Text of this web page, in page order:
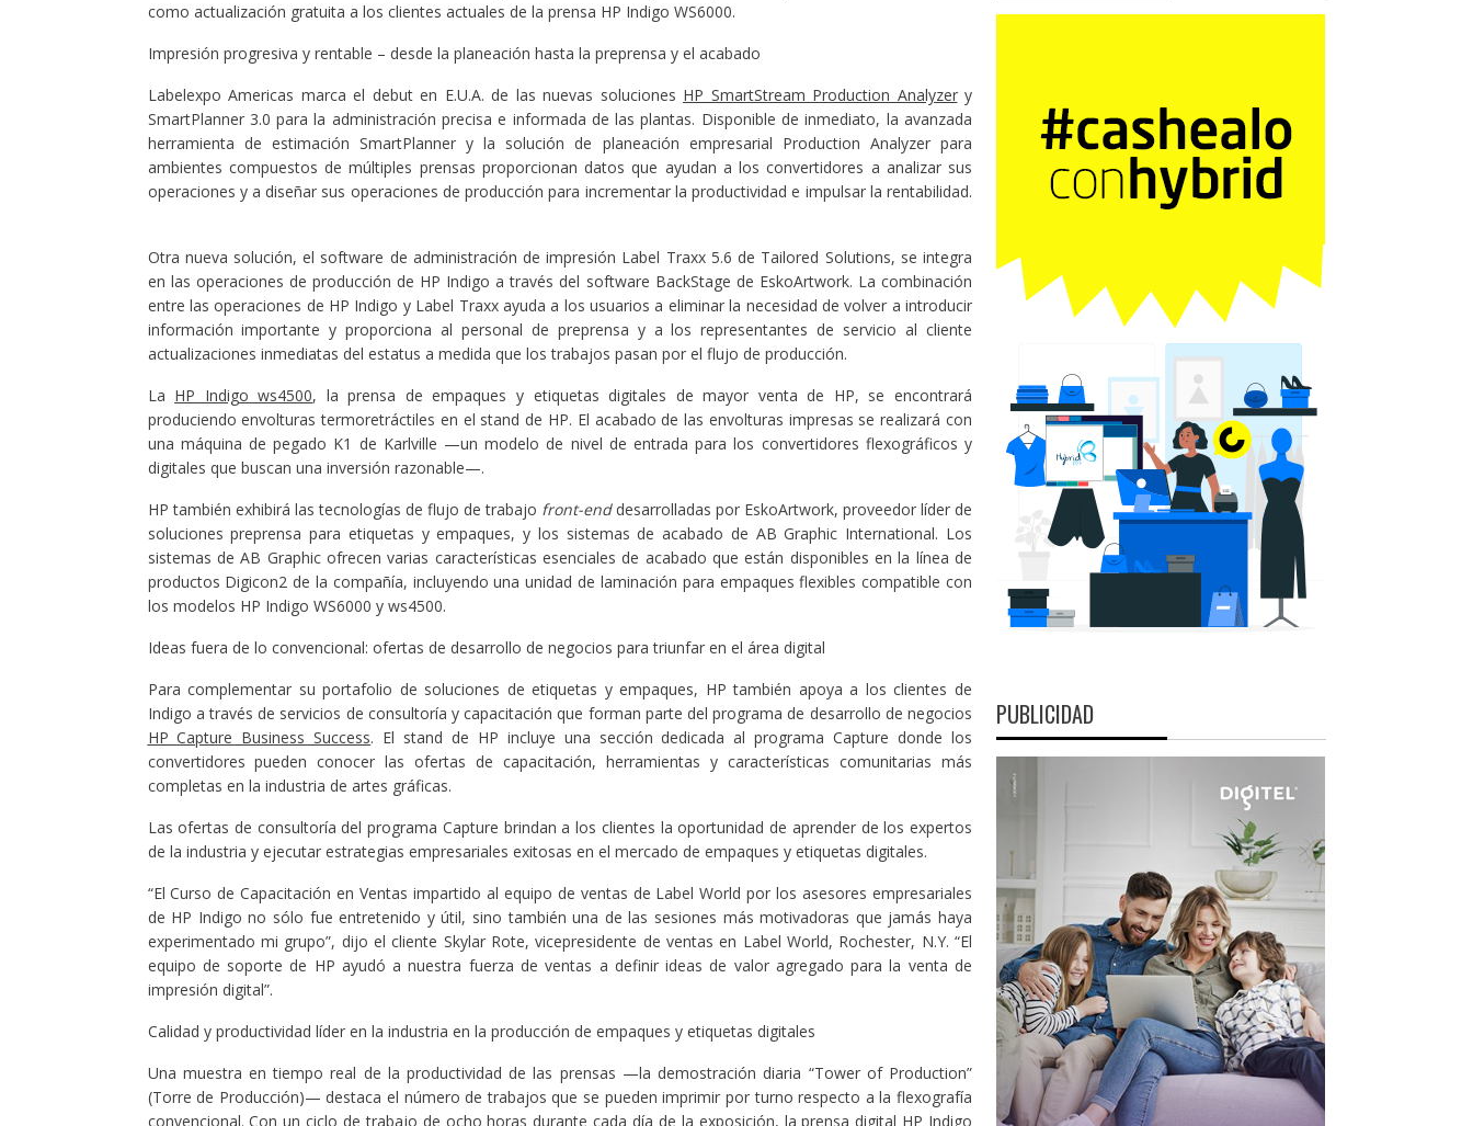
como actualización gratuita a los clientes actuales de la prensa HP Indigo WS6000.
Impresión progresiva y rentable – desde la planeación hasta la preprensa y el acabado
Labelexpo Americas marca el debut en E.U.A. de las nuevas soluciones HP SmartStream Production Analyzery
SmartPlanner 3.0 para la administración precisa e informada de las plantas. Disponible de inmediato, la avanzada
herramienta de estimación SmartPlanner y la solución de planeación empresarial Production Analyzer para
ambientes compuestos de múltiples prensas proporcionan datos que ayudan a los convertidores a analizar sus
operaciones y a diseñar sus operaciones de producción para incrementar la productividad e impulsar la rentabilidad.
Otra nueva solución, el software de administración de impresión Label Traxx 5.6 de Tailored Solutions, se integra
en las operaciones de producción de HP Indigo a través del software BackStage de EskoArtwork. La combinación
entre las operaciones de HP Indigo y Label Traxx ayuda a los usuarios a eliminar la necesidad de volver a introducir
información importante y proporciona al personal de preprensa y a los representantes de servicio al cliente
actualizaciones inmediatas del estatus a medida que los trabajos pasan por el flujo de producción.
La HP Indigo ws4500, la prensa de empaques y etiquetas digitales de mayor venta de HP, se encontrará
produciendo envolturas termoretráctiles en el stand de HP. El acabado de las envolturas impresas se realizará con
una máquina de pegado K1 de Karlville —un modelo de nivel de entrada para los convertidores flexográficos y
digitales que buscan una inversión razonable—.
HP también exhibirá las tecnologías de flujo de trabajo front-enddesarrolladas por EskoArtwork, proveedor líder de
soluciones preprensa para etiquetas y empaques, y los sistemas de acabado de AB Graphic International. Los
sistemas de AB Graphic ofrecen varias características esenciales de acabado que están disponibles en la línea de
productos Digicon2 de la compañía, incluyendo una unidad de laminación para empaques flexibles compatible con
los modelos HP Indigo WS6000 y ws4500.
Ideas fuera de lo convencional: ofertas de desarrollo de negocios para triunfar en el área digital
Para complementar su portafolio de soluciones de etiquetas y empaques, HP también apoya a los clientes de
Indigo a través de servicios de consultoría y capacitación que forman parte del programa de desarrollo de negocios
HP Capture Business Success. El stand de HP incluye una sección dedicada al programa Capture donde los
convertidores pueden conocer las ofertas de capacitación, herramientas y características comunitarias más
completas en la industria de artes gráficas.
Las ofertas de consultoría del programa Capture brindan a los clientes la oportunidad de aprender de los expertos
de la industria y ejecutar estrategias empresariales exitosas en el mercado de empaques y etiquetas digitales.
“El Curso de Capacitación en Ventas impartido al equipo de ventas de Label World por los asesores empresariales
de HP Indigo no sólo fue entretenido y útil, sino también una de las sesiones más motivadoras que jamás haya
experimentado mi grupo”, dijo el cliente Skylar Rote, vicepresidente de ventas en Label World, Rochester, N.Y. “El
equipo de soporte de HP ayudó a nuestra fuerza de ventas a definir ideas de valor agregado para la venta de
impresión digital”.
Calidad y productividad líder en la industria en la producción de empaques y etiquetas digitales
Una muestra en tiempo real de la productividad de las prensas —la demostración diaria “Tower of Production”
(Torre de Producción)— destaca el número de trabajos que se pueden imprimir por turno respecto a la flexografía
convencional. Con un ciclo de trabajo de ocho horas durante cada día de la exposición, la prensa digital HP Indigo
PUBLICIDAD